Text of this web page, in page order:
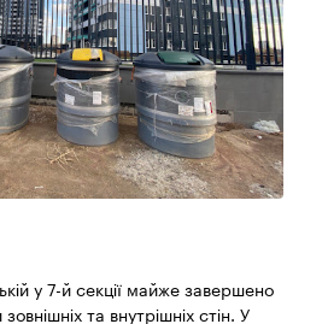
у 7-й секції майже завершено
та внутрішніх стін. У